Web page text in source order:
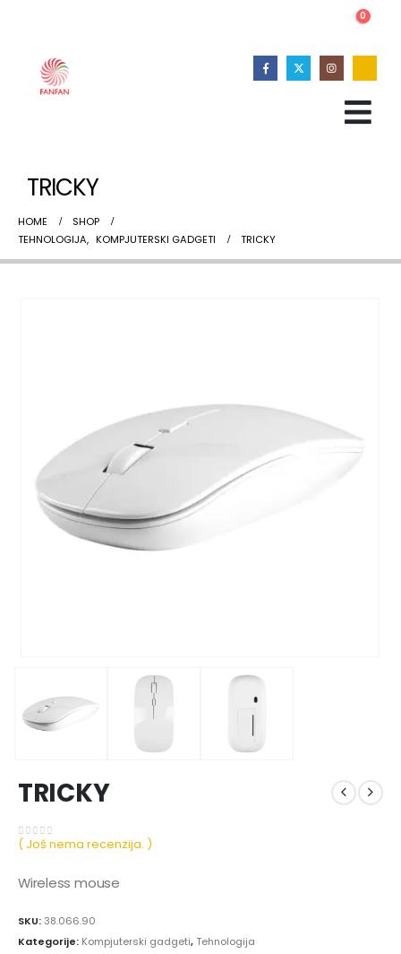
0
TRICKY
HOME
SHOP
TEHNOLOGIJA, KOMPJUTERSKI GADGETI TRICKY
TRICKY
0 out of 5
( Još nema recenzija. )
Wireless mouse
SKU:38.066.90
Kategorije: Kompjuterski gadgeti,Tehnologija